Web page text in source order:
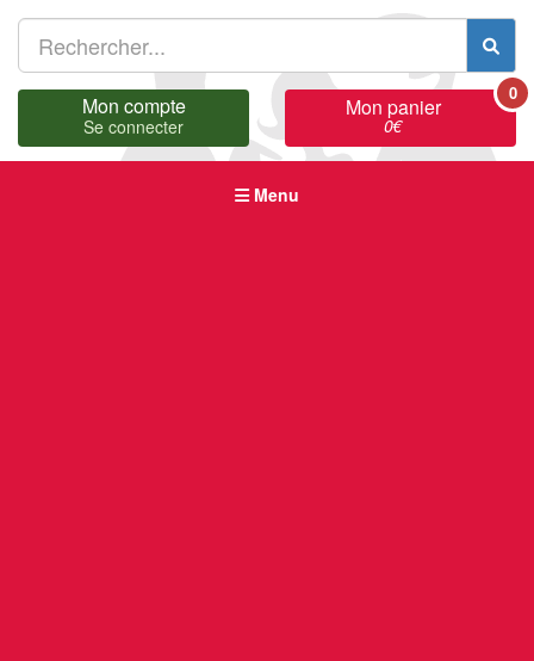
Mon compte
Se connecter
Mon panier
0€
0
Menu